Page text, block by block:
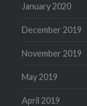
January 2020
December 2019
November 2019
May 2019
April 2019